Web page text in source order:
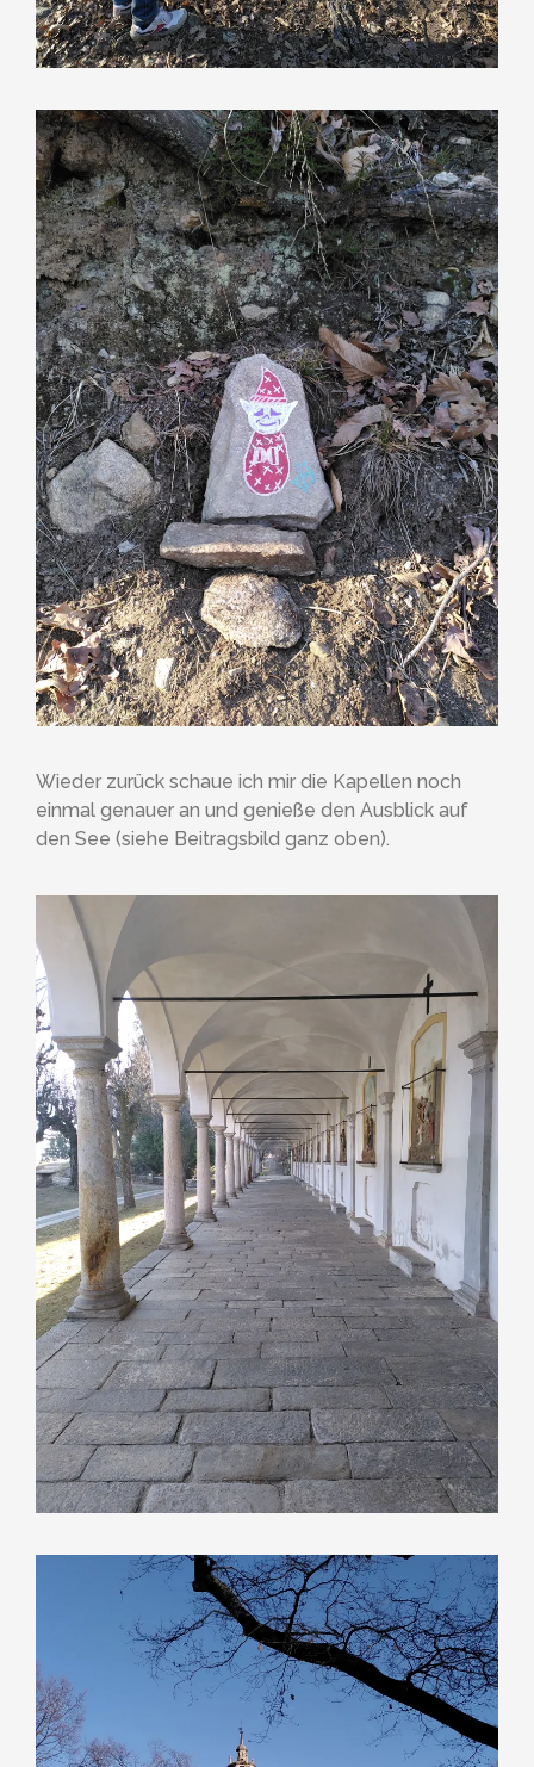
Wieder zurück schaue ich mir die Kapellen noch
einmal genauer an und genieße den Ausblick auf
den See (siehe Beitragsbild ganz oben).